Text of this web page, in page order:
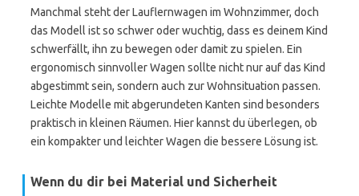
Manchmal steht der Lauflernwagen im Wohnzimmer, doch
das Modell ist so schwer oder wuchtig, dass es deinem Kind
schwerfällt, ihn zu bewegen oder damit zu spielen. Ein
ergonomisch sinnvoller Wagen sollte nicht nur auf das Kind
abgestimmt sein, sondern auch zur Wohnsituation passen.
Leichte Modelle mit abgerundeten Kanten sind besonders
praktisch in kleinen Räumen. Hier kannst du überlegen, ob
ein kompakter und leichter Wagen die bessere Lösung ist.
Wenn du dir bei Material und Sicherheit